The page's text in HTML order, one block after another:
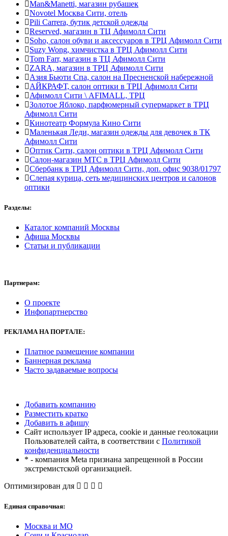
Man&Manetti, магазин рубашек
Novotel Москва Сити, отель
Pili Carrera, бутик детской одежды
Reserved, магазин в ТЦ Афимолл Сити
Soho, салон обуви и аксессуаров в ТРЦ Афимолл Сити
Suzy Wong, химчистка в ТРЦ Афимолл Сити
Tom Farr, магазин в ТЦ Афимолл Сити
ZARA, магазин в ТРЦ Афимолл Сити
Азия Бьюти Спа, салон на Пресненской набережной
АЙКРАФТ, салон оптики в ТРЦ Афимолл Сити
Афимолл Сити \ AFIMALL, ТРЦ
Золотое Яблоко, парфюмерный супермаркет в ТРЦ
Афимолл Сити
Кинотеатр Формула Кино Сити
Маленькая Леди, магазин одежды для девочек в ТК
Афимолл Сити
Оптик Сити, салон оптики в ТРЦ Афимолл Сити
Салон-магазин МТС в ТРЦ Афимолл Сити
Сбербанк в ТРЦ Афимолл Сити, доп. офис 9038/01797
Слепая курица, сеть медицинских центров и салонов
оптики
Разделы:
Каталог компаний Москвы
Афиша Москвы
Статьи и публикации
Партнерам:
О проекте
Инфопартнерство
РЕКЛАМАНА ПОРТАЛЕ:
Платное размещение компании
Баннерная реклама
Часто задаваемые вопросы
Добавить компанию
Разместить кратко
Добавить в афишу
Сайт использует IP адреса, cookie и данные геолокации
Пользователей сайта, в соответствии с Политикой
конфиденциальности
* - компания Meta признана запрещенной в России
экстремистской организацией.
Оптимизирован для
Единая справочная:
Москва и МО